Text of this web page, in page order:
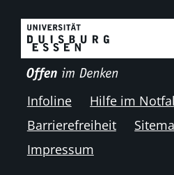
Infoline
Hilfe im
Barrierefreiheit
Impressum